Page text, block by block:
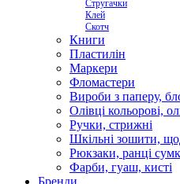
Стругачки
Клей
Скотч
Книги
Пластилін
Маркери
Фломастери
Вироби з паперу,
Олівці кольорові,
Ручки, стрижні
Шкільні зошити,
Рюкзаки, ранці
Фарби, гуаш, кисті
Бренди